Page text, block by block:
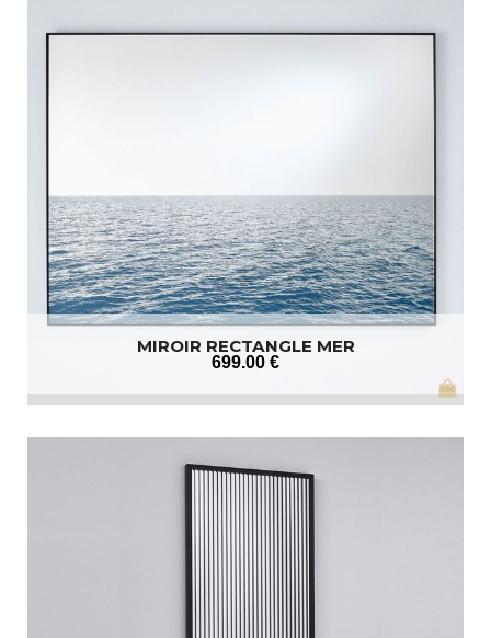
MIROIR RECTANGLE MER
699.00 €